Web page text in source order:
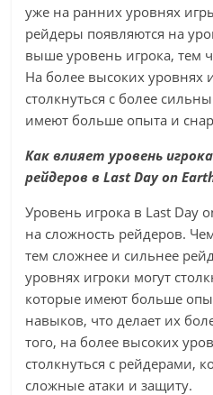
уже на ранних уровнях
рейдеры появляются на
выше уровень игрока, тем
На более высоких уровнях
столкнуться с более
имеют больше опыта и
Как влияет уровень
рейдеров в Last Day on
Уровень игрока в Last Day
на сложность рейдеров.
тем сложнее и сильнее
уровнях игроки могут
которые имеют больше
навыков, что делает их
того, на более высоких
столкнуться с рейдерами,
сложные атаки и защиту.